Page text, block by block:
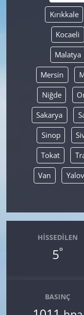
Kırıkkale
Kocaeli
Malatya
Mersin
Niğde
Sakarya
Sinop
Tokat
Van
HISSEDILEN
5°
BASINÇ